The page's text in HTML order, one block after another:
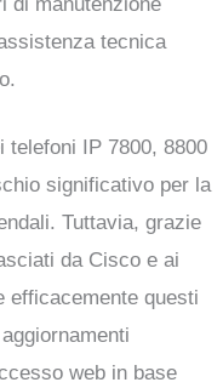
tecnica
telefoni IP 7800, 8800
significativo per la
Tuttavia, grazie
da Cisco e ai
efficacemente questi
web in base